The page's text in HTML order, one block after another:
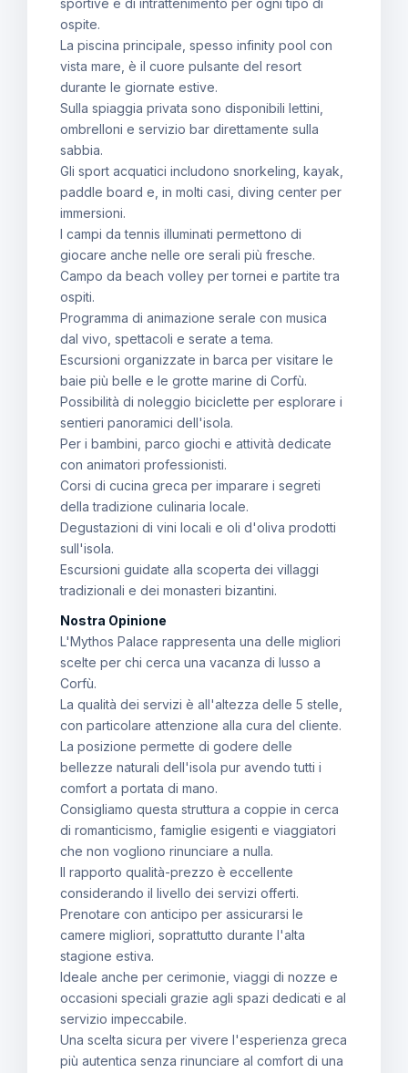
sportive e di intrattenimento per ogni tipo di
ospite.
La piscina principale, spesso infinity pool con
vista mare, è il cuore pulsante del resort
durante le giornate estive.
Sulla spiaggia privata sono disponibili lettini,
ombrelloni e servizio bar direttamente sulla
sabbia.
Gli sport acquatici includono snorkeling, kayak,
paddle board e, in molti casi, diving center per
immersioni.
I campi da tennis illuminati permettono di
giocare anche nelle ore serali più fresche.
Campo da beach volley per tornei e partite tra
ospiti.
Programma di animazione serale con musica
dal vivo, spettacoli e serate a tema.
Escursioni organizzate in barca per visitare le
baie più belle e le grotte marine di Corfù.
Possibilità di noleggio biciclette per esplorare i
sentieri panoramici dell'isola.
Per i bambini, parco giochi e attività dedicate
con animatori professionisti.
Corsi di cucina greca per imparare i segreti
della tradizione culinaria locale.
Degustazioni di vini locali e oli d'oliva prodotti
sull'isola.
Escursioni guidate alla scoperta dei villaggi
tradizionali e dei monasteri bizantini.
Nostra Opinione
L'Mythos Palace rappresenta una delle migliori
scelte per chi cerca una vacanza di lusso a
Corfù.
La qualità dei servizi è all'altezza delle 5 stelle,
con particolare attenzione alla cura del cliente.
La posizione permette di godere delle
bellezze naturali dell'isola pur avendo tutti i
comfort a portata di mano.
Consigliamo questa struttura a coppie in cerca
di romanticismo, famiglie esigenti e viaggiatori
che non vogliono rinunciare a nulla.
Il rapporto qualità-prezzo è eccellente
considerando il livello dei servizi offerti.
Prenotare con anticipo per assicurarsi le
camere migliori, soprattutto durante l'alta
stagione estiva.
Ideale anche per cerimonie, viaggi di nozze e
occasioni speciali grazie agli spazi dedicati e al
servizio impeccabile.
Una scelta sicura per vivere l'esperienza greca
più autentica senza rinunciare al comfort di una